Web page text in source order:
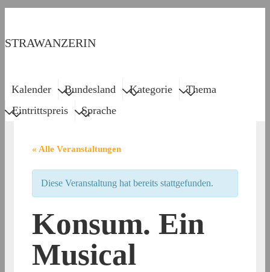
Inhalt
STRAWANZERIN
Main
Kalender Bundesland Kategorie
Thema
Eintrittspreis
Sprache
« Alle Veranstaltungen
Diese Veranstaltung hat bereits stattgefunden.
Konsum. Ein
Musical